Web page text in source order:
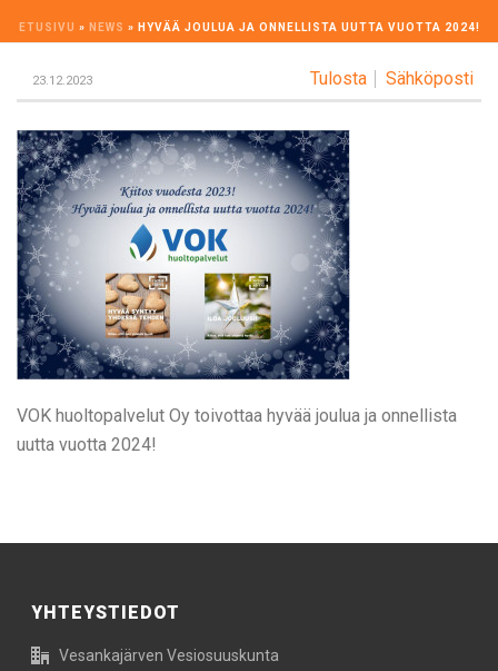
ETUSIVU » NEWS » HYVÄÄ JOULUA JA ONNELLISTA UUTTA VUOTTA 2024!
Tulosta Sähköposti
23.12.2023
VOK huoltopalvelut Oy toivottaa hyvää joulua ja onnellista
uutta vuotta 2024!
YHTEYSTIEDOT
Vesankajärven Vesiosuuskunta